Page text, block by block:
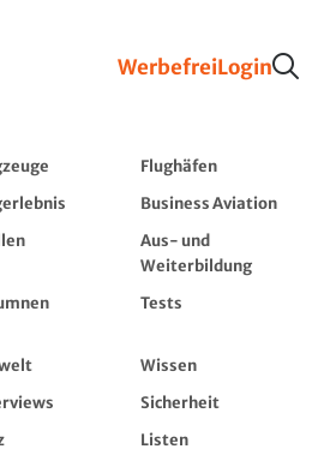
WerbefreiLogin
Flughäfen
Business Aviation
Aus- und
Weiterbildung
Tests
Wissen
Sicherheit
Listen